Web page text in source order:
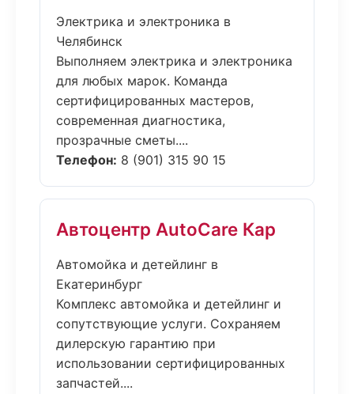
Электрика и электроника в
Челябинск
Выполняем электрика и электроника
для любых марок. Команда
сертифицированных мастеров,
современная диагностика,
прозрачные сметы....
Телефон: 8 (901) 315 90 15
Автоцентр AutoCare Кар
Автомойка и детейлинг в
Екатеринбург
Комплекс автомойка и детейлинг и
сопутствующие услуги. Сохраняем
дилерскую гарантию при
использовании сертифицированных
запчастей....